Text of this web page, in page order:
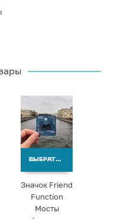
ВЫБРАТЬ ВАРИАНТЫ
Значок Friend
Function
Мосты